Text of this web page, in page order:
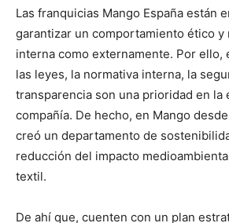
Las franquicias Mango España están
garantizar un comportamiento ético y
interna como externamente. Por ello,
las leyes, la normativa interna, la
transparencia son una prioridad en la
compañía. De hecho, en Mango
creó un departamento de
reducción del impacto
textil.
De ahí que, cuenten con un plan